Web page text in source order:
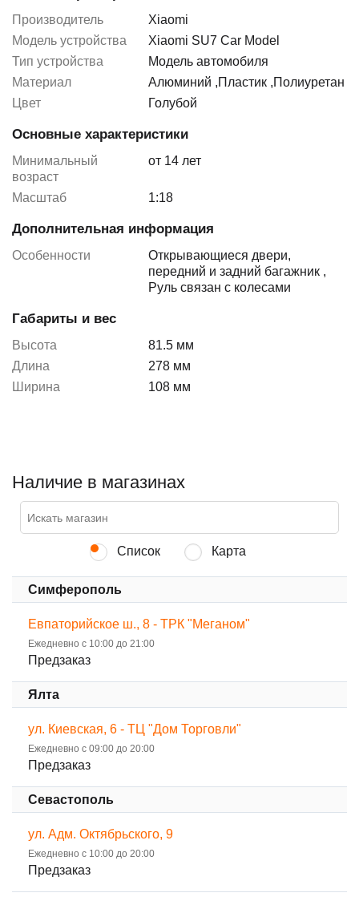
Производитель
Xiaomi
Модель устройства
Xiaomi SU7 Car Model
Тип устройства
Модель автомобиля
Материал
Алюминий ,Пластик ,Полиуретан
Цвет
Голубой
Основные характеристики
Минимальный
возраст
от 14 лет
Масштаб 1:18
Дополнительная информация
Особенности
Открывающиеся двери,
передний и задний багажник ,
Руль связан с колесами
Габариты и вес
Высота
81.5 мм
Длина
278 мм
Ширина
108 мм
Наличие в магазинах
Список Карта
Симферополь
Евпаторийское ш., 8 - ТРК "Меганом"
Ежедневно с 10:00 до 21:00
Предзаказ
Ялта
ул. Киевская, 6 - ТЦ "Дом Торговли"
Ежедневно с 09:00 до 20:00
Предзаказ
Севастополь
ул. Адм. Октябрьского, 9
Ежедневно с 10:00 до 20:00
Предзаказ